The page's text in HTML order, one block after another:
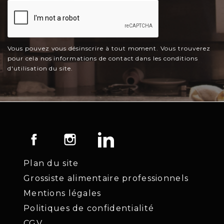
Vous pouvez vous désinscrire à tout moment. Vous trouverez
pour cela nos informations de contact dans les conditions
d'utilisation du site.
Facebook Instagram
Plan du site
Grossiste alimentaire professionnels
Mentions légales
Politiques de confidentialité